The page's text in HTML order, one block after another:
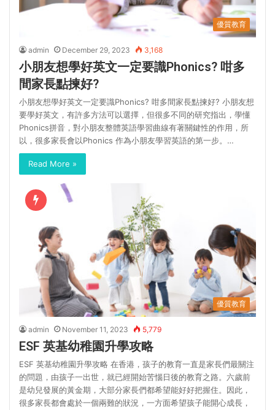
優質教育
admin December 29, 2023 3,168
小朋友想學好英文一定要識Phonics? 咁多
間家長點揀好?
小朋友想學好英文一定要識Phonics? 咁多間家長點揀好? 小朋友想
要學好英文，有許多方法可以選擇，但很多不同的研究指出，學懂
Phonics拼音，對小朋友整體英語學習曲線有著關鍵性的作用，所
以，很多家長會以Phonics 作為小朋友學習英語的第一步。…
Read More »
優質教育
admin November 11, 2023 5,779
ESF 英基幼稚園升學攻略
ESF 英基幼稚園升學攻略 在香港，孩子的教育一直是家長們最關注
的問題，由孩子一出世，就已經開始苦惱日後的教育之路。六歲前
是幼兒發展的黃金期，大部分家長們都希望能好好把握住。因此，
很多家長都會處於一個兩難的狀況，一方面希望孩子能開心成長，